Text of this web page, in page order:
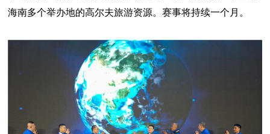
海南多个举办地的高尔夫旅游资源。赛事将持续一个月。